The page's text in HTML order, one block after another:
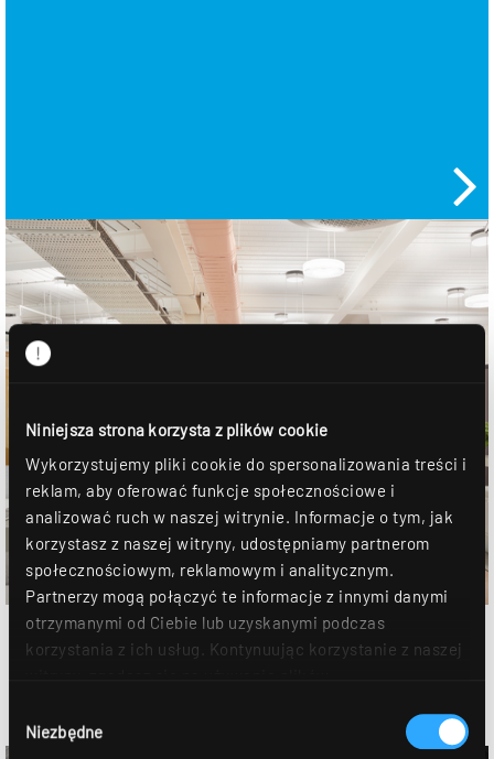
Niniejsza strona korzysta z plików cookie
Wykorzystujemy pliki cookie do spersonalizowania treści i
reklam, aby oferować funkcje społecznościowe i
analizować ruch w naszej witrynie. Informacje o tym, jak
korzystasz z naszej witryny, udostępniamy partnerom
społecznościowym, reklamowym i analitycznym.
Partnerzy mogą połączyć te informacje z innymi danymi
otrzymanymi od Ciebie lub uzyskanymi podczas
korzystania z ich usług. Kontynuując korzystanie z naszej
szczegóły można znaleźć w naszym
oświadczeniu o
zgody
Niezbędne